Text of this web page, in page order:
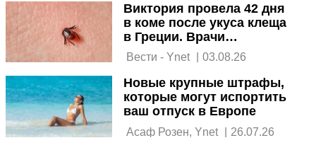
Виктория провела 42 дня
в коме после укуса клеща
в Греции. Врачи
объясняют Вести - Ynet | 03.08.26
Новые крупные штрафы,
которые могут испортить
ваш отпуск в Европе
Асаф Розен, Ynet | 26.07.26